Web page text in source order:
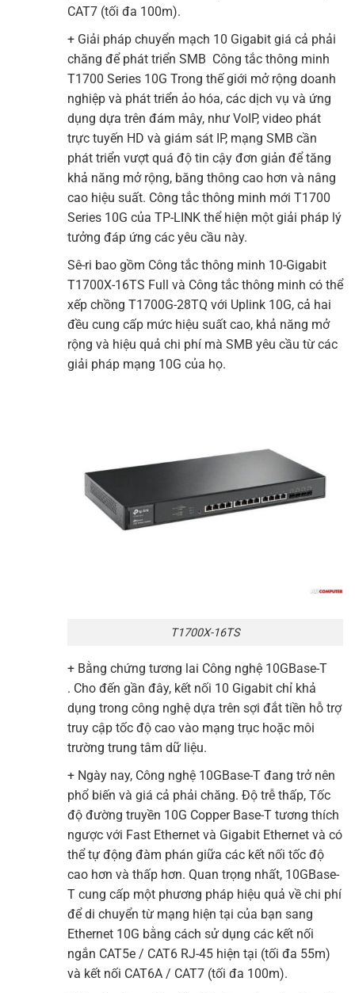
CAT7 (tối đa 100m).
+ Giải pháp chuyển mạch 10 Gigabit giá cả phải
chăng để phát triển SMB Công tắc thông minh
T1700 Series 10G Trong thế giới mở rộng doanh
nghiệp và phát triển ảo hóa, các dịch vụ và ứng
dụng dựa trên đám mây, như VoIP, video phát
trực tuyến HD và giám sát IP, mạng SMB cần
phát triển vượt quá độ tin cậy đơn giản để tăng
khả năng mở rộng, băng thông cao hơn và nâng
cao hiệu suất. Công tắc thông minh mới T1700
Series 10G của TP-LINK thể hiện một giải pháp lý
tưởng đáp ứng các yêu cầu này.
Sê-ri bao gồm Công tắc thông minh 10-Gigabit
T1700X-16TS Full và Công tắc thông minh có thể
xếp chồng T1700G-28TQ với Uplink 10G, cả hai
đều cung cấp mức hiệu suất cao, khả năng mở
rộng và hiệu quả chi phí mà SMB yêu cầu từ các
giải pháp mạng 10G của họ.
T1700X-16TS
+ Bằng chứng tương lai Công nghệ 10GBase-T
. Cho đến gần đây, kết nối 10 Gigabit chỉ khả
dụng trong công nghệ dựa trên sợi đắt tiền hỗ trợ
truy cập tốc độ cao vào mạng trục hoặc môi
trường trung tâm dữ liệu.
+ Ngày nay, Công nghệ 10GBase-T đang trở nên
phổ biến và giá cả phải chăng. Độ trễ thấp, Tốc
độ đường truyền 10G Copper Base-T tương thích
ngược với Fast Ethernet và Gigabit Ethernet và có
thể tự động đàm phán giữa các kết nối tốc độ
cao hơn và thấp hơn. Quan trọng nhất, 10GBase-
T cung cấp một phương pháp hiệu quả về chi phí
để di chuyển từ mạng hiện tại của bạn sang
Ethernet 10G bằng cách sử dụng các kết nối
ngắn CAT5e / CAT6 RJ-45 hiện tại (tối đa 55m)
và kết nối CAT6A / CAT7 (tối đa 100m).